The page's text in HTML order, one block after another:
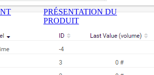
PRÉSENTATION DU
PRODUIT